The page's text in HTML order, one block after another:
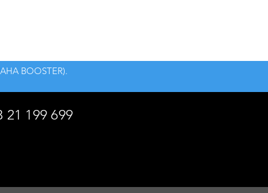
21 199 699
BOOSTER).